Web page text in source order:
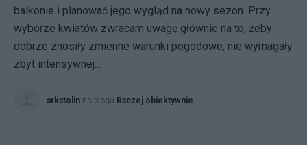
balkonie i planować jego wygląd na nowy sezon. Przy
wyborze kwiatów zwracam uwagę głównie na to, żeby
dobrze znosiły zmienne warunki pogodowe, nie wymagały
zbyt intensywnej...
arkatolin na blogu Raczej obiektywnie